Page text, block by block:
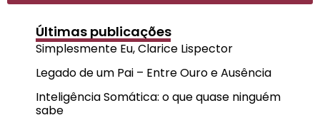
Últimas publicações
Simplesmente Eu, Clarice Lispector
Legado de um Pai – Entre Ouro e Ausência
Inteligência Somática: o que quase ninguém
sabe